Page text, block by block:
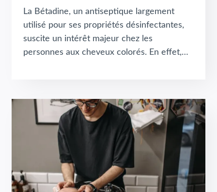
La Bétadine, un antiseptique largement
utilisé pour ses propriétés désinfectantes,
suscite un intérêt majeur chez les
personnes aux cheveux colorés. En effet,…